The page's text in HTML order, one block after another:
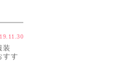
装
すす